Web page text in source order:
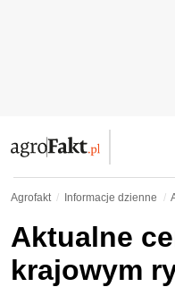
Agrofakt Informacje dzienne
Aktualne
krajowym